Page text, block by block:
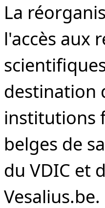
La
l'accès aux
destination
institutions
belges de
du VDIC et
Vesalius.be.